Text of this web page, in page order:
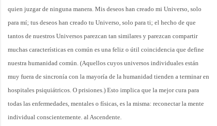
quien juzgar de ninguna manera. Mis deseos han creado mi Universo, solo
para mí; tus deseos han creado tu Universo, solo para ti; el hecho de que
tantos de nuestros Universos parezcan tan similares y parezcan compartir
muchas características en común es una feliz o útil coincidencia que define
nuestra humanidad común. (Aquellos cuyos universos individuales están
muy fuera de sincronía con la mayoría de la humanidad tienden a terminar en
hospitales psiquiátricos. O prisiones.) Esto implica que la mejor cura para
todas las enfermedades, mentales o físicas, es la misma: reconectar la mente
individual conscientemente. al Ascendente.